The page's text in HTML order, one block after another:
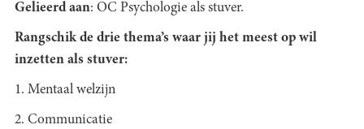
Gelieerd aan: OC Psychologie als stuver.
Rangschik de drie thema’s waar jij het meest op wil
inzetten als stuver:
1. Mentaal welzijn
2. Communicatie